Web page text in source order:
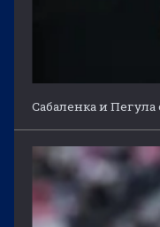
Сабаленка и Пегула